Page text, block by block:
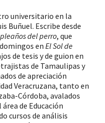
universitario en la
Buñuel. Escribe desde
del perro, que
en El Sol de
de tesis y de guion en
de Tamaulipas y
de apreciación
Veracruzana, tanto en
Córdoba, avalados
de Educación
cursos de análisis